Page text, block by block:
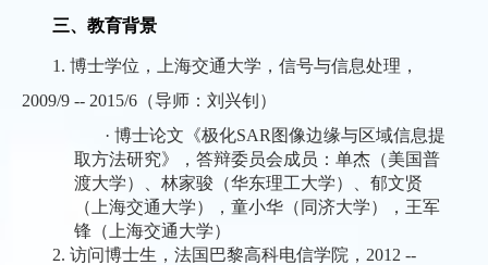
三、教育背景
1. 博士学位，上海交通大学，信号与信息处理，
2009/9 -- 2015/6 （导师：刘兴钊）
· 博士论文《极化SAR 图像边缘与区域信息提
取方法研究》，答辩委员会成员：单杰（美国普
渡大学）、林家骏（华东理工大学）、郁文贤
（上海交通大学），童小华（同济大学），王军
锋（上海交通大学）
2. 访问博士生，法国巴黎高科电信学院， 2012 --